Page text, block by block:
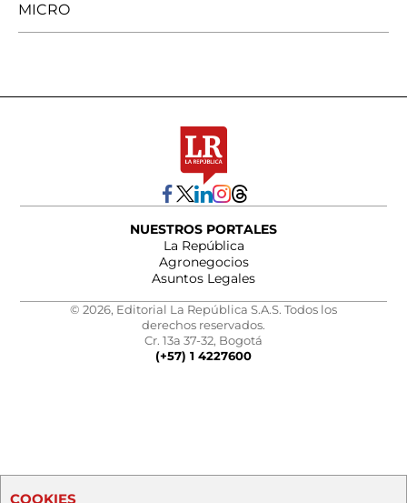
MICRO
NUESTROS PORTALES
La República
Agronegocios
Asuntos Legales
© 2026, Editorial La República S.A.S. Todos los
derechos reservados.
Cr. 13a 37-32, Bogotá
(+57) 1 4227600
COOKIES